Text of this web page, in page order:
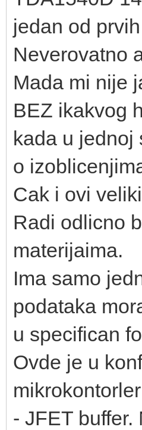
jedan od
Neverovatno
Mada mi nije
BEZ ikakvog
kada u jednoj
o
Cak i ovi
Radi odlicno
materijaima.
Ima samo
podataka
u specifican
Ovde je u
- JFET